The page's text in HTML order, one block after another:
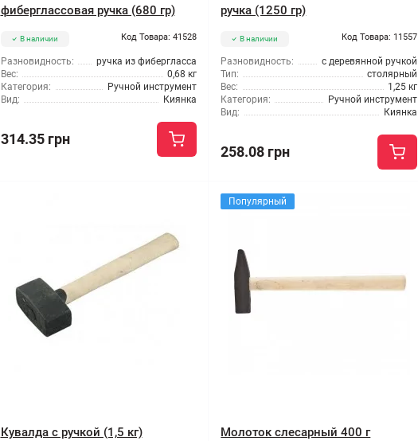
фиберглассовая ручка (680 гр)
В наличии Код Товара: 41528
Разновидность:
ручка из фибергласса
Вес:
0,68 кг
Категория:
Ручной инструмент
Вид:
Киянка
314.35 грн
ручка (1250 гр)
В наличии Код Товара: 11557
Разновидность:
с деревянной ручкой
Тип:
столярный
Вес:
1,25 кг
Категория:
Ручной инструмент
Вид:
Киянка
258.08 грн
Кувалда с ручкой (1,5 кг)
Популярный
Молоток слесарный 400 г